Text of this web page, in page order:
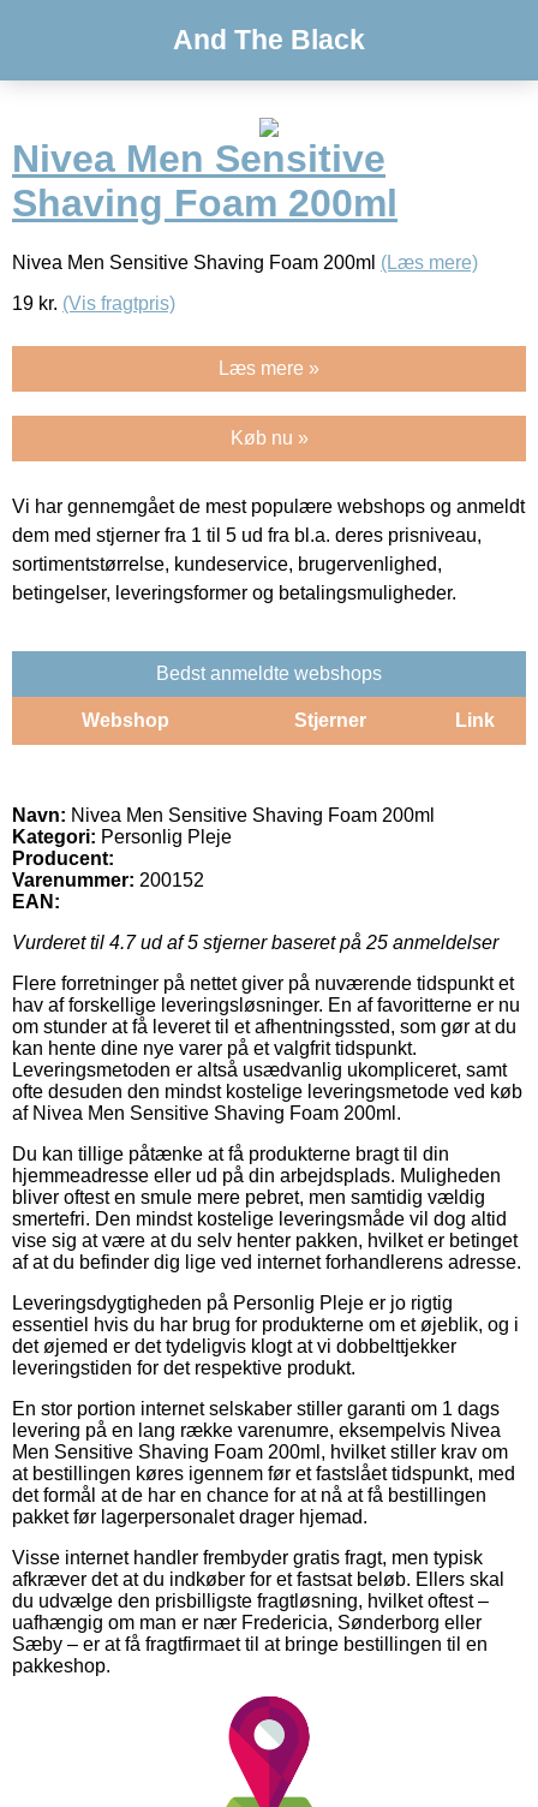
And The Black
Nivea Men Sensitive
Shaving Foam 200ml
Nivea Men Sensitive Shaving Foam 200ml (Læs mere)
19 kr. (Vis fragtpris)
Læs mere »
Køb nu »
Vi har gennemgået de mest populære webshops og anmeldt
dem med stjerner fra 1 til 5 ud fra bl.a. deres prisniveau,
sortimentstørrelse, kundeservice, brugervenlighed,
betingelser, leveringsformer og betalingsmuligheder.
Bedst anmeldte webshops
Webshop Stjerner Link
Navn: Nivea Men Sensitive Shaving Foam 200ml
Kategori: Personlig Pleje
Producent:
Varenummer: 200152
EAN:
Vurderet til 4.7ud af 5 stjerner baseret på 25 anmeldelser
Flere forretninger på nettet giver på nuværende tidspunkt et
hav af forskellige leveringsløsninger. En af favoritterne er nu
om stunder at få leveret til et afhentningssted, som gør at du
kan hente dine nye varer på et valgfrit tidspunkt.
Leveringsmetoden er altså usædvanlig ukompliceret, samt
ofte desuden den mindst kostelige leveringsmetode ved køb
af Nivea Men Sensitive Shaving Foam 200ml.
Du kan tillige påtænke at få produkterne bragt til din
hjemmeadresse eller ud på din arbejdsplads. Muligheden
bliver oftest en smule mere pebret, men samtidig vældig
smertefri. Den mindst kostelige leveringsmåde vil dog altid
vise sig at være at du selv henter pakken, hvilket er betinget
af at du befinder dig lige ved internet forhandlerens adresse.
Leveringsdygtigheden på Personlig Pleje er jo rigtig
essentiel hvis du har brug for produkterne om et øjeblik, og i
det øjemed er det tydeligvis klogt at vi dobbelttjekker
leveringstiden for det respektive produkt.
En stor portion internet selskaber stiller garanti om 1 dags
levering på en lang række varenumre, eksempelvis Nivea
Men Sensitive Shaving Foam 200ml, hvilket stiller krav om
at bestillingen køres igennem før et fastslået tidspunkt, med
det formål at de har en chance for at nå at få bestillingen
pakket før lagerpersonalet drager hjemad.
Visse internet handler frembyder gratis fragt, men typisk
afkræver det at du indkøber for et fastsat beløb. Ellers skal
du udvælge den prisbilligste fragtløsning, hvilket oftest –
uafhængig om man er nær Fredericia, Sønderborg eller
Sæby – er at få fragtfirmaet til at bringe bestillingen til en
pakkeshop.